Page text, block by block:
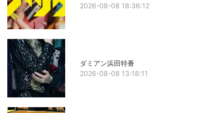
2026-08-08 18:36:12
ダミアン浜田特番
2026-08-08 13:18:11